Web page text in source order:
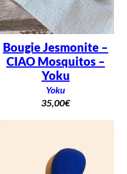
Bougie Jesmonite –
CIAO Mosquitos –
Yoku
Yoku
35,00€